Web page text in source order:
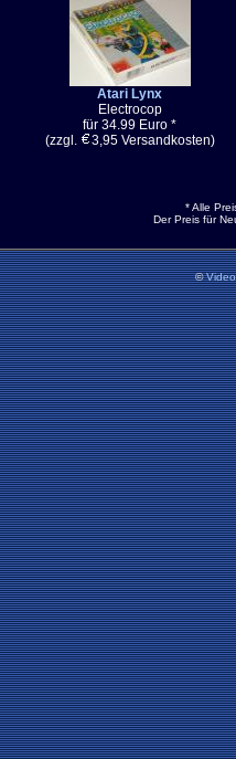
Atari Lynx
Electrocop
für 34.99 Euro *
(zzgl.
3,95 Versandkosten)
* Alle
Der Preis für
©